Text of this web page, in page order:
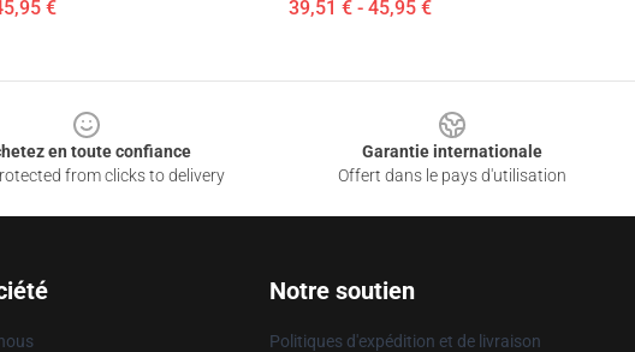
€ 39,51 € - 45,95 €
en toute confiance
from clicks to delivery
Garantie internationale
Offert dans le pays d'utilisation
Notre soutien
Politiques d'expédition et de livraison